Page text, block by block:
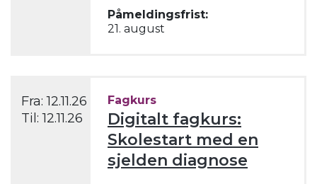
Påmeldingsfrist:
21. august
Fra:12.11.26
Til:12.11.26
Fagkurs
Digitalt fagkurs:
Skolestart med en
sjelden diagnose